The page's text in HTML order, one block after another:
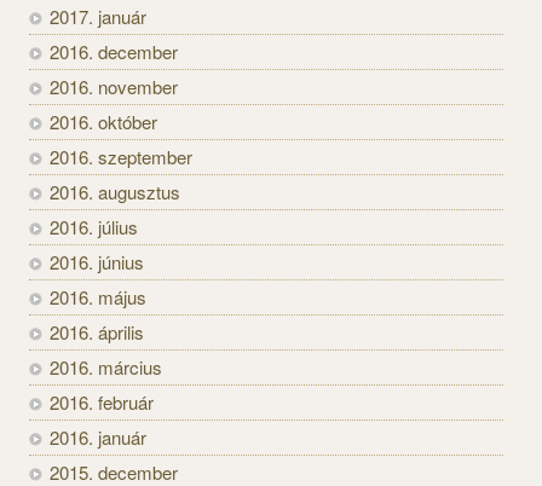
2017. január
2016. december
2016. november
2016. október
2016. szeptember
2016. augusztus
2016. július
2016. június
2016. május
2016. április
2016. március
2016. február
2016. január
2015. december